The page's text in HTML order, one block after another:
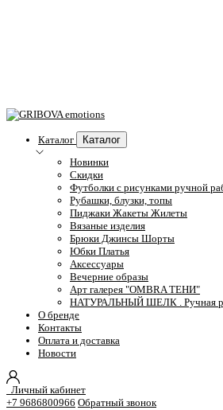
Каталог
Каталог
Новинки
Скидки
Футболки с рисунками ручной
Рубашки, блузки, топы
Пиджаки Жакеты Жилеты
Вязаные изделия
Брюки Джинсы Шорты
Юбки Платья
Аксессуары
Вечерние образы
Арт галерея "OMBRA ТЕНИ"
НАТУРАЛЬНЫЙ ШЕЛК . Ручная
О бренде
Контакты
Оплата и доставка
Новости
Личный кабинет
+7 9686800966 Обратный звонок